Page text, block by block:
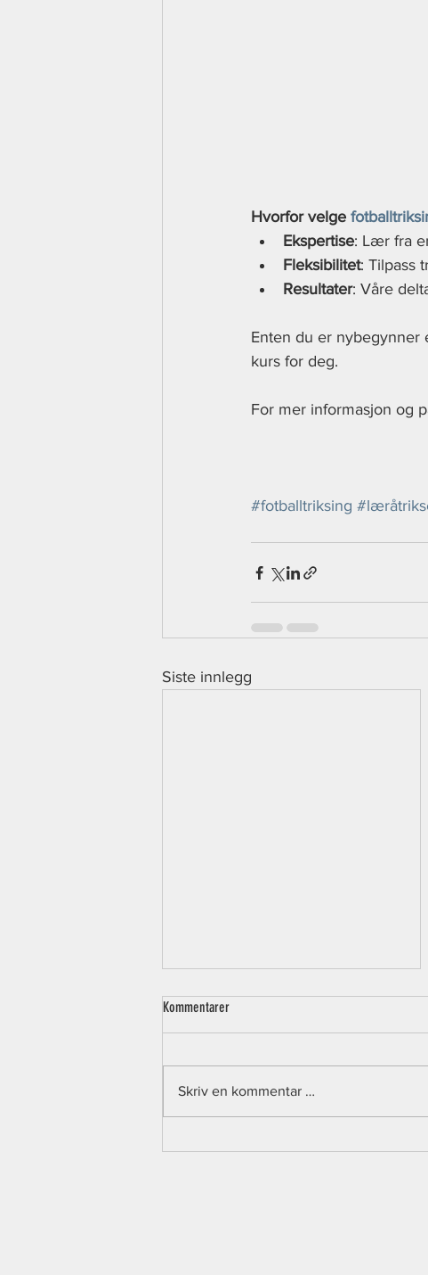
Hvorfor velge
Ekspertise: Lær fra
Fleksibilitet: Tilpass
Resultater: Våre
Enten du er
kurs for deg.
For mer informasjon og
#fotballtriksing
Siste innlegg
Kommentarer
Skriv en kommentar …